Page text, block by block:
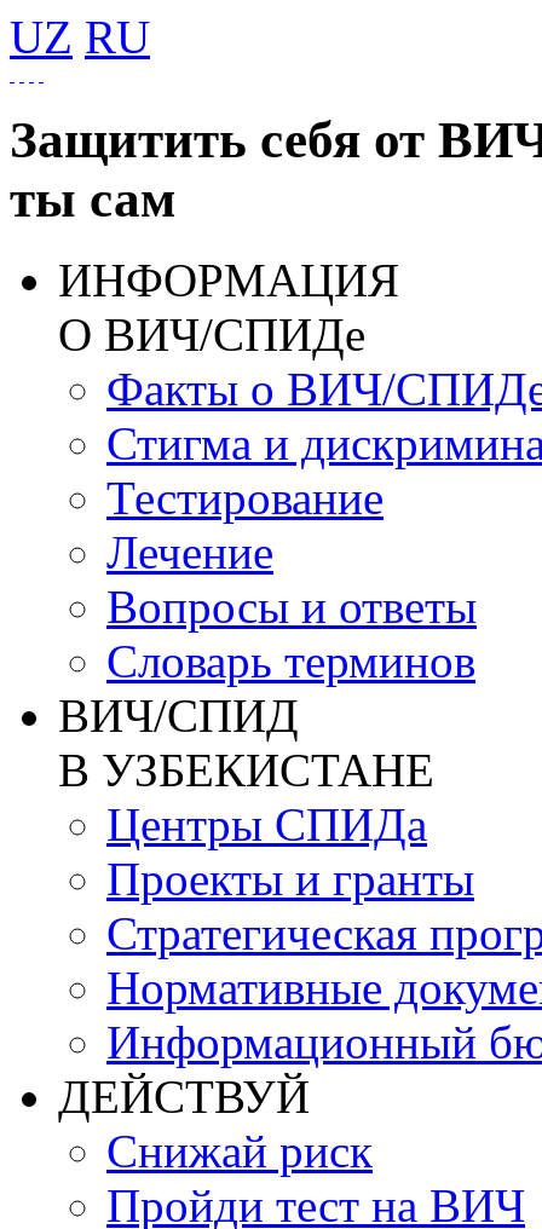
UZ RU
Защитить себя от
ты сам
ИНФОРМАЦИЯ
О ВИЧ/СПИДе
Факты о ВИЧ/
Стигма и
Тестирование
Лечение
Вопросы и ответы
Словарь терминов
ВИЧ/СПИД
В УЗБЕКИСТАНЕ
Центры СПИДа
Проекты и гранты
Стратегическая
Нормативные
Информационный
ДЕЙСТВУЙ
Снижай риск
Пройди тест на ВИЧ